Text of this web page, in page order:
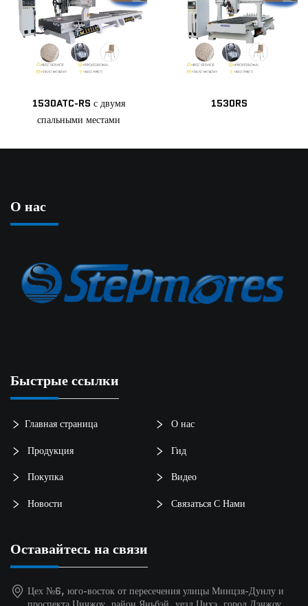
1530ATC-RS с двумя
спальными местами
1530RS
О нас
Быстрые ссылки
Главная страница
О нас
Продукция
Гид
Покупка
Видео
Новости
Связаться С Нами
Оставайтесь на связи
Цех №6, юго-восток от пересечения улицы Минцзя-Дунлу и